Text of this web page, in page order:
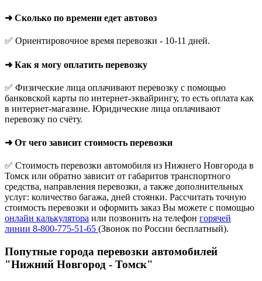
➜ Сколько по времени едет автовоз
✅ Ориентировочное время перевозки - 10-11 дней.
➜ Как я могу оплатить перевозку
✅ Физические лица оплачивают перевозку с помощью
банковской карты по интернет-эквайрингу, то есть оплата как
в интернет-магазине. Юридические лица оплачивают
перевозку по счёту.
➜ От чего зависит стоимость перевозки
✅ Стоимость перевозки автомобиля из Нижнего Новгорода в
Томск или обратно зависит от габаритов транспортного
средства, направления перевозки, а также дополнительных
услуг: количество багажа, дней стоянки. Рассчитать точную
стоимость перевозки и оформить заказ Вы можете с помощью
онлайн калькулятора или позвонить на телефон горячей
линии 8-800-775-51-65 (Звонок по России бесплатный).
Попутные города перевозки автомобилей
"Нижний Новгород - Томск"